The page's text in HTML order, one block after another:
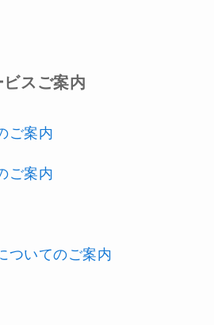
スご案内
ご案内
ご案内
ついてのご案内